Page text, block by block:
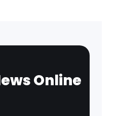
Online